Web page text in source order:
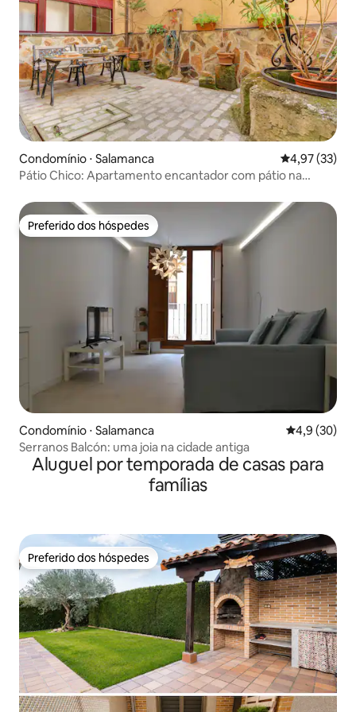
Condomínio ⋅ Salamanca 4,97 de uma
4,97 (33)
Pátio Chico: Apartamento encantador com pátio na
Preferido dos hóspedes
Preferido dos hóspedes
Condomínio ⋅ Salamanca 4,9 de uma
4,9 (30)
Serranos Balcón: uma joia na cidade antiga
Aluguel por temporada de casas para
famílias
Preferido dos hóspedes
Preferido dos hóspedes